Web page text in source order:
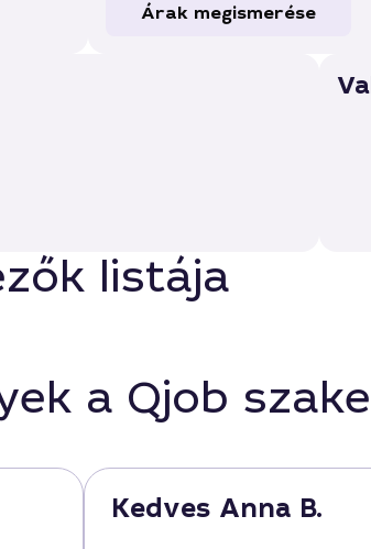
Árak megismerése
listája
a Qjob
Kedves Anna B.